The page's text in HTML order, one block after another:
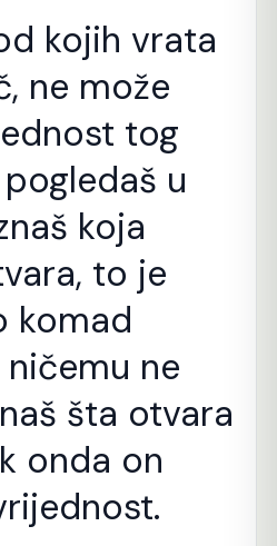
kojih vrata
ne može
tog
u
koja
to je
komad
ne
šta otvara
onda on